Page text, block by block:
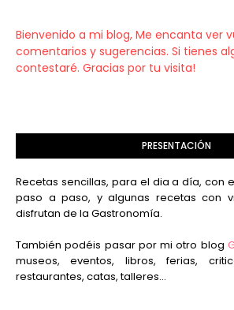
Bienvenido a mi blog, Me encanta ver
comentarios y sugerencias. Si tienes
contestaré. Gracias por tu visita!
PRESENTACIÓN
Recetas sencillas, para el dia a día, con
paso a paso, y algunas recetas con
disfrutan de la Gastronomía.
También podéis pasar por mi otro blog
museos, eventos, libros, ferias,
restaurantes, catas, talleres...